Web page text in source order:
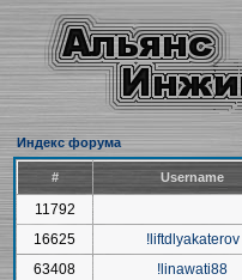
Индекс форума
# Username
11792
16625
!liftdlyakaterov
63408
!linawati88